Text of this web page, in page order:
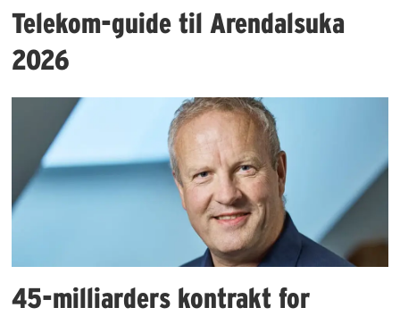
Telekom-guide til Arendalsuka
2026
45-milliarders kontrakt for